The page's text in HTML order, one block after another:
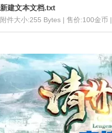
新建文本文档.txt
附件大小:255 Bytes | 售价:100金币 |